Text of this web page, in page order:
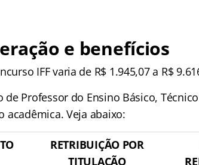
e benefícios
IFF varia de R$ 1.945,07 a R$
Professor do Ensino Básico,
acadêmica. Veja abaixo:
RETRIBUIÇÃO POR
TITULAÇÃO